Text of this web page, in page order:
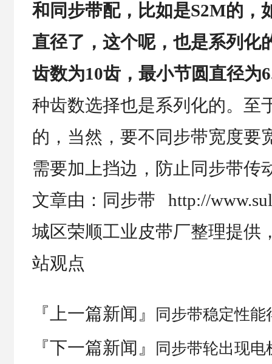
和同步带配，比如是S2M的，
直径了，这个呢，也是系列化
齿数为10齿，最小节圆直径为
种齿数选择也是系列化的。至
的，当然，要不同步带宽度要
需要加上挡边，防止同步带传
文章由：同步带 http://
城区荣顺工业皮带厂整理提供
站观点
『上一篇新闻』 同步带稳定性
『下一篇新闻』 同步带轮出现